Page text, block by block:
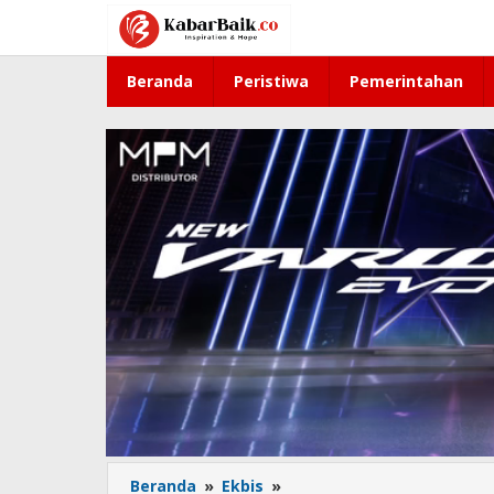
konten
Beranda Peristiwa Pemerintahan
Beranda » Ekbis »